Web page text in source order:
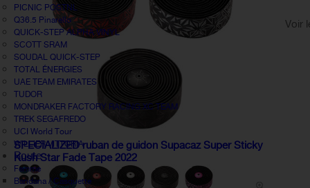
PICNIC POSTNL
Q36.5 Pinarello
QUICK-STEP ALPHA VINYL
SCOTT SRAM
SOUDAL QUICK-STEP
TOTAL ÉNERGIES
UAE TEAM EMIRATES
TUDOR
MONDRAKER FACTORY RACING XC TEAM
TREK SEGAFREDO
UCI World Tour
WILLIER VITTORIA
Route
Femme
Bandana / Casquette
SPECIALIZED ruban de guidon Supacaz Super Sticky
Kush Star Fade Tape 2022
Voir